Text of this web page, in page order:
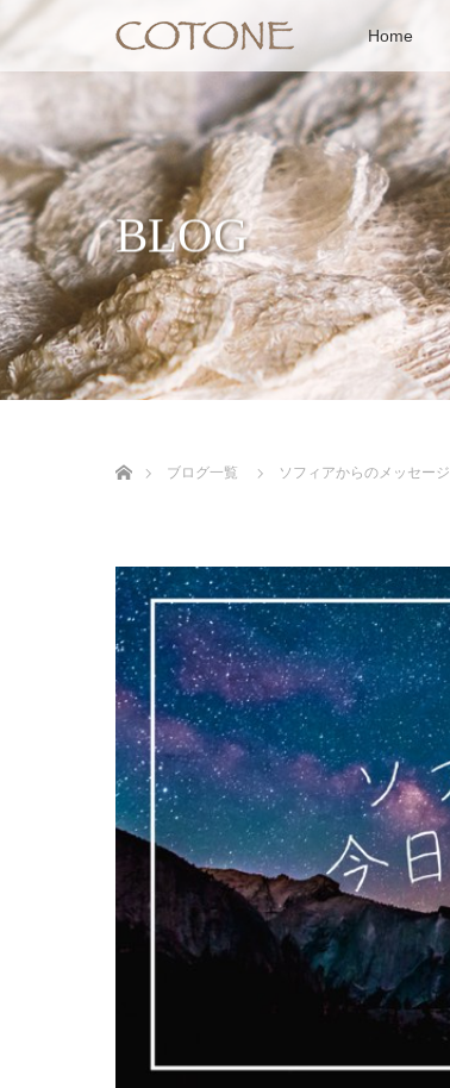
Home
BLOG
ブログ一覧
ソフィアからのメッセージ